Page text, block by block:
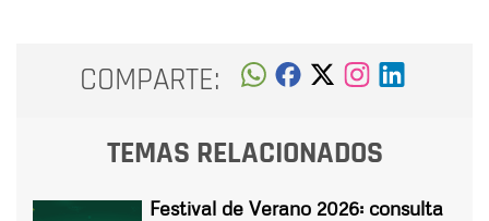
COMPARTE:
TEMAS RELACIONADOS
Festival de Verano 2026: consulta